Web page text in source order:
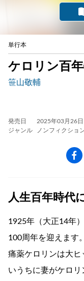
単行本
ケロリン百
笹山敬輔
発売日
2025年03月26日
ジャンル
ノンフィクショ
人生百年時代
1925年（大正14年
100周年を迎えます
痛薬ケロリンは大
いうちに妻がケロ